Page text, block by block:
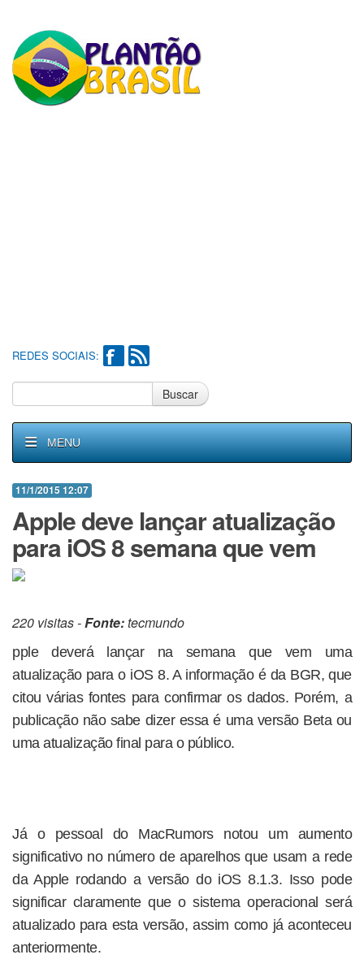
REDES SOCIAIS:
Buscar
MENU
11/1/2015 12:07
Apple deve lançar atualização
para iOS 8 semana que vem
220 visitas -Fonte:tecmundo
pple deverá lançar na semana que vem uma
atualização para o iOS 8. A informação é da BGR, que
citou várias fontes para confirmar os dados. Porém, a
publicação não sabe dizer essa é uma versão Beta ou
uma atualização final para o público.
Já o pessoal do MacRumors notou um aumento
significativo no número de aparelhos que usam a rede
da Apple rodando a versão do iOS 8.1.3. Isso pode
significar claramente que o sistema operacional será
atualizado para esta versão, assim como já aconteceu
anteriormente.